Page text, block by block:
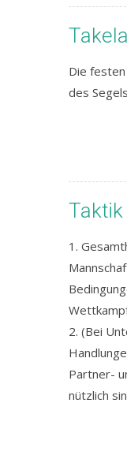
Die
des
Taktik
1.
2. (Bei
Partner-
nützlich